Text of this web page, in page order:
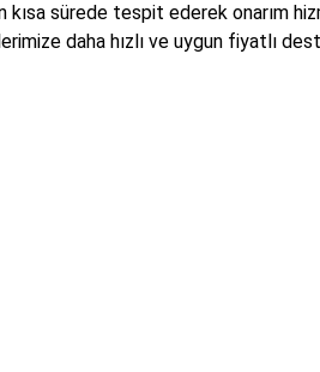
kısa sürede tespit ederek onarım
daha hızlı ve uygun fiyatlı